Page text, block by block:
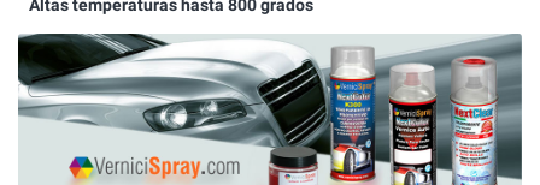
Altas temperaturas hasta 800 grados